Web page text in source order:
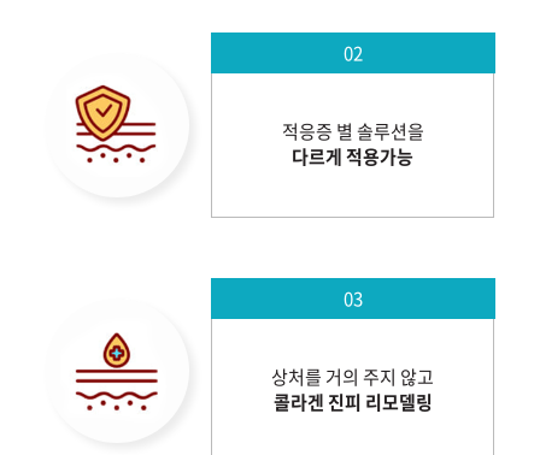
02
적응증 별 솔루션을
다르게 적용가능
03
상처를 거의 주지 않고
콜라겐 진피 리모델링